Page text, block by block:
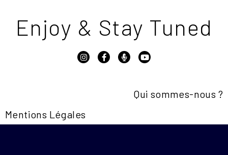
Enjoy & Stay Tuned
Qui sommes-nous ?
Mentions Légales